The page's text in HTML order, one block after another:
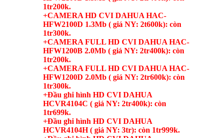
1tr200k.
+CAMERA HD CVI DAHUA HAC-
HFW2100D 1.3Mb ( giá NY: 2t600k): còn
1tr300k.
+CAMERA FULL HD CVI DAHUA HAC-
HFW1200B 2.0Mb ( giá NY: 2tr400k): còn
1tr200k.
+CAMERA FULL HD CVI DAHUA HAC-
HFW1200D 2.0Mb ( giá NY: 2tr600k): còn
1tr300k.
+Đầu ghi hình HD CVI DAHUA
HCVR4104C ( giá NY: 2tr400k): còn
1tr699k.
+Đầu ghi hình HD CVI DAHUA
HCVR4104H ( giá NY: 3tr): còn 1tr999k.